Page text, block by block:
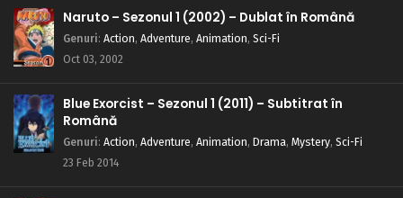
Naruto – Sezonul 1 (2002) – Dublat în Română
Genuri: Action, Adventure, Animation, Sci-Fi
Oct 03, 2002
Blue Exorcist – Sezonul 1 (2011) – Subtitrat în
Română
Genuri: Action, Adventure, Animation, Drama, Mystery, Sci-Fi
23 Feb 2014